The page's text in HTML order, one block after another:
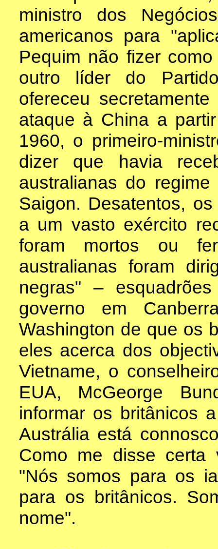
ministro dos
americanos para
Pequim não fizer
outro líder do
ofereceu
ataque à China a
1960, o primeiro-
dizer que havia
australianas do
Saigon. Desatentos,
a um vasto exército
foram mortos ou
australianas foram
negras" –
governo em
Washington de que os
eles acerca dos
Vietname, o
EUA, McGeorge
informar os britânicos
Austrália está
Como me disse certa
"Nós somos para os
para os britânicos.
nome".